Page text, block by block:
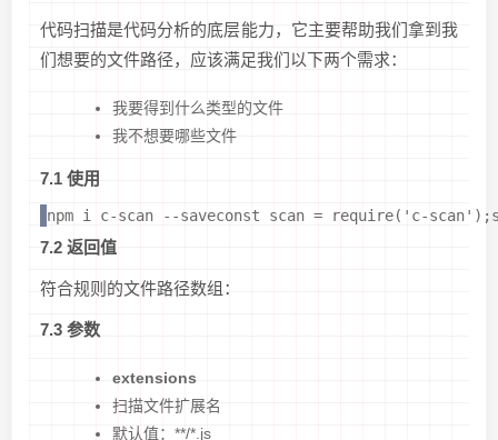
代码扫描是代码分析的底层能力，它主要帮助我们拿到我
们想要的文件路径，应该满足我们以下两个需求：
我要得到什么类型的文件
我不想要哪些文件
7.1 使用
npm i c-scan --saveconst scan = require('c-
7.2 返回值
符合规则的文件路径数组：
7.3 参数
extensions
扫描文件扩展名
默认值：**/*.js